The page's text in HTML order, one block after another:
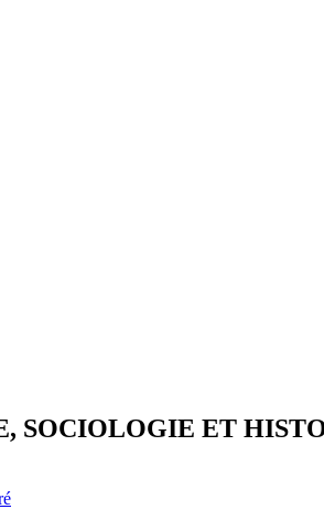
SOCIOLOGIE ET